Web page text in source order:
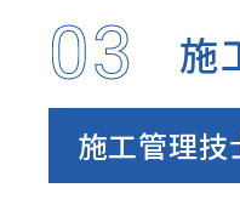
03 施
施工管理技